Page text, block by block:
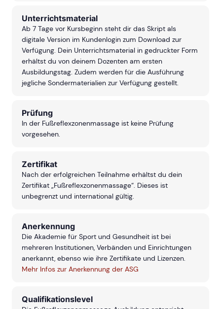
Unterrichtsmaterial
Ab 7 Tage vor Kursbeginn steht dir das Skript als
digitale Version im Kundenlogin zum Download zur
Verfügung. Dein Unterrichtsmaterial in gedruckter Form
erhältst du von deinem Dozenten am ersten
Ausbildungstag. Zudem werden für die Ausführung
jegliche Sondermaterialien zur Verfügung gestellt.
Prüfung
In der Fußreflexzonenmassage ist keine Prüfung
vorgesehen.
Zertifikat
Nach der erfolgreichen Teilnahme erhältst du dein
Zertifikat „Fußreflexzonenmassage“. Dieses ist
unbegrenzt und international gültig.
Anerkennung
Die Akademie für Sport und Gesundheit ist bei
mehreren Institutionen, Verbänden und Einrichtungen
anerkannt, ebenso wie ihre Zertifikate und Lizenzen.
Mehr Infos zur Anerkennung der ASG
Qualifikationslevel